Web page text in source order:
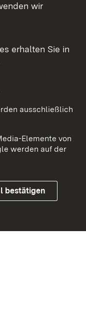
wir
erhalten Sie in
ausschließlich
Elemente von
werden auf der
bestätigen